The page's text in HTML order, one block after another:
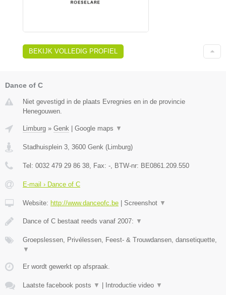
BEKIJK VOLLEDIG PROFIEL
Dance of C
Niet gevestigd in de plaats Evregnies en in de provincie
Henegouwen.
Limburg » Genk | Google maps ▼
Stadhuisplein 3 3600 Genk (Limburg)
Tel: 0032 479 29 86 38 , Fax: - , BTW-nr: BE0861.209.550
E-mail › Dance of C
Website: http://www.danceofc.be | Screenshot ▼
Dance of C bestaat reeds vanaf 2007: ▼
Groepslessen, Privélessen, Feest- & Trouwdansen, dansetiquette,
▼
Er wordt gewerkt op afspraak.
Laatste facebook posts ▼ | Introductie video ▼